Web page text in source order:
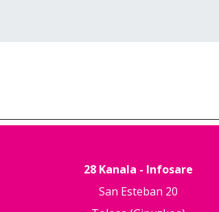
28 Kanala - Infosare
San Esteban 20